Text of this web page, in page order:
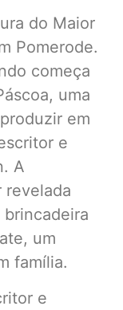
do Maior
Pomerode.
começa
uma
em
e
A
revelada
um
família.
e